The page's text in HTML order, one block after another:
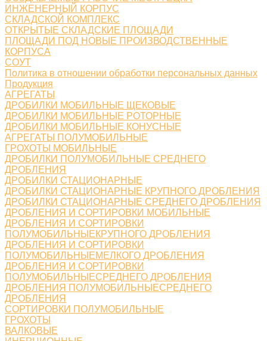
ИНЖЕНЕРНЫЙ КОРПУС
СКЛАДСКОЙ КОМПЛЕКС
ОТКРЫТЫЕ СКЛАДСКИЕ ПЛОЩАДИ
ПЛОЩАДИ ПОД НОВЫЕ ПРОИЗВОДСТВЕННЫЕ
КОРПУСА
СОУТ
Политика в отношении обработки персональных данных
Продукция
АГРЕГАТЫ
ДРОБИЛКИ МОБИЛЬНЫЕ ЩЕКОВЫЕ
ДРОБИЛКИ МОБИЛЬНЫЕ РОТОРНЫЕ
ДРОБИЛКИ МОБИЛЬНЫЕ КОНУСНЫЕ
АГРЕГАТЫ ПОЛУМОБИЛЬНЫЕ
ГРОХОТЫ МОБИЛЬНЫЕ
ДРОБИЛКИ ПОЛУМОБИЛЬНЫЕ СРЕДНЕГО
ДРОБЛЕНИЯ
ДРОБИЛКИ СТАЦИОНАРНЫЕ
ДРОБИЛКИ СТАЦИОНАРНЫЕ КРУПНОГО ДРОБЛЕНИЯ
ДРОБИЛКИ СТАЦИОНАРНЫЕ СРЕДНЕГО ДРОБЛЕНИЯ
ДРОБЛЕНИЯ И СОРТИРОВКИ МОБИЛЬНЫЕ
ДРОБЛЕНИЯ И СОРТИРОВКИ
ПОЛУМОБИЛЬНЫЕКРУПНОГО ДРОБЛЕНИЯ
ДРОБЛЕНИЯ И СОРТИРОВКИ
ПОЛУМОБИЛЬНЫЕМЕЛКОГО ДРОБЛЕНИЯ
ДРОБЛЕНИЯ И СОРТИРОВКИ
ПОЛУМОБИЛЬНЫЕСРЕДНЕГО ДРОБЛЕНИЯ
ДРОБЛЕНИЯ ПОЛУМОБИЛЬНЫЕСРЕДНЕГО
ДРОБЛЕНИЯ
СОРТИРОВКИ ПОЛУМОБИЛЬНЫЕ
ГРОХОТЫ
ВАЛКОВЫЕ